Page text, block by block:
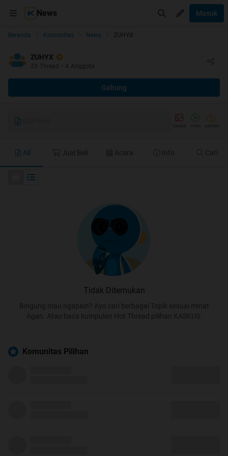
News Masuk
Beranda Komunitas News ZUHYX
ZUHYX
23 Thread • 4 Anggota
Gabung
All Jual Beli Acara Info Cari
Tidak Ditemukan
Bingung mau ngapain? Ayo cari berbagai Topik sesuai minat
Agan. Atau baca kumpulan Hot Thread pilihan KASKUS.
Komunitas Pilihan